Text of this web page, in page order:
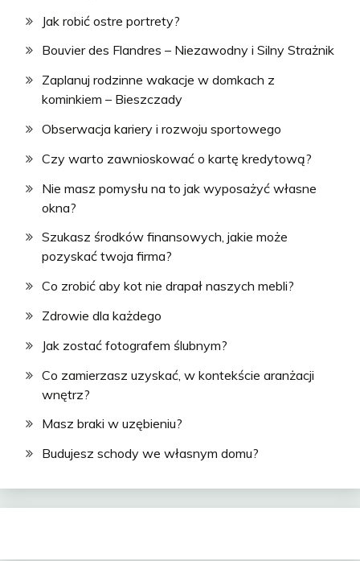
Jak robić ostre portrety?
Bouvier des Flandres – Niezawodny i Silny Strażnik
Zaplanuj rodzinne wakacje w domkach z
kominkiem – Bieszczady
Obserwacja kariery i rozwoju sportowego
Czy warto zawnioskować o kartę kredytową?
Nie masz pomysłu na to jak wyposażyć własne
okna?
Szukasz środków finansowych, jakie może
pozyskać twoja firma?
Co zrobić aby kot nie drapał naszych mebli?
Zdrowie dla każdego
Jak zostać fotografem ślubnym?
Co zamierzasz uzyskać, w kontekście aranżacji
wnętrz?
Masz braki w uzębieniu?
Budujesz schody we własnym domu?